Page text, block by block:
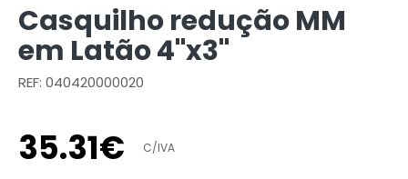
Casquilho redução MM
em Latão 4"x3"
REF: 040420000020
35.31€ C/IVA